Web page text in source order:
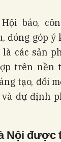
báo,
đóng góp ý
các sản
trên nền
tạo, đổi
dự định
Nội được